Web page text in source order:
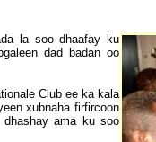
la soo dhaafay ku
dad badan oo
Club ee ka kala
xubnaha firfircoon
dhashay ama ku soo